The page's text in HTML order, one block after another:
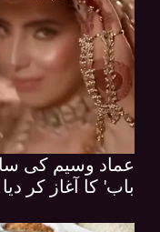
عماد وسیم کی
باب' کا آغاز کر دیا